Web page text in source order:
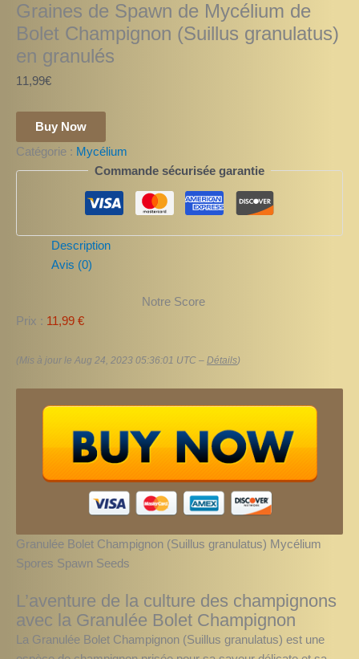
Graines de Spawn de Mycélium de
Bolet Champignon (Suillus granulatus)
en granulés
11,99€
Buy Now
Catégorie : Mycélium
Commande sécurisée garantie
Description
Avis (0)
Notre Score
Prix : 11,99 €
(Mis à jour le Aug 24, 2023 05:36:01 UTC – Détails)
Granulée Bolet Champignon (Suillus granulatus) Mycélium
Spores Spawn Seeds
L’aventure de la culture des champignons
avec la Granulée Bolet Champignon
La Granulée Bolet Champignon (Suillus granulatus) est une